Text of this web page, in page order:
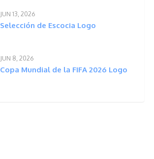
JUN 13, 2026
Selección de Escocia Logo
JUN 8, 2026
Copa Mundial de la FIFA 2026 Logo